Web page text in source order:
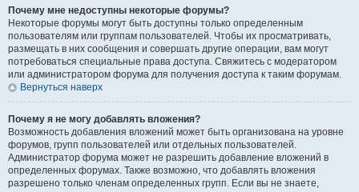
Почему мне недоступны некоторые форумы?
Некоторые форумы могут быть доступны только определенным
пользователям или группам пользователей. Чтобы их просматривать,
размещать в них сообщения и совершать другие операции, вам могут
потребоваться специальные права доступа. Свяжитесь с модератором
или администратором форума для получения доступа к таким форумам.
Вернуться наверх
Почему я не могу добавлять вложения?
Возможность добавления вложений может быть организована на уровне
форумов, групп пользователей или отдельных пользователей.
Администратор форума может не разрешить добавление вложений в
определенных форумах. Также возможно, что добавлять вложения
разрешено только членам определенных групп. Если вы не знаете,